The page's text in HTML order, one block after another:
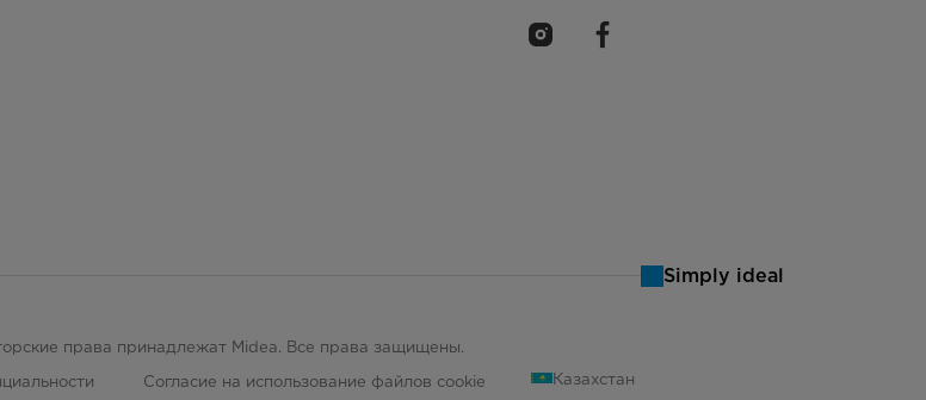
Simply ideal
права принадлежат Midea. Все права защищены.
Согласие на использование файлов cookie Казахстан